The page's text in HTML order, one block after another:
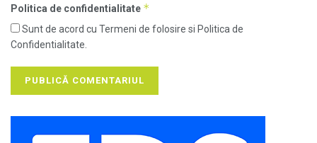
Politica de confidentialitate *
Sunt de acord cu Termeni de folosire si Politica de
Confidentialitate.